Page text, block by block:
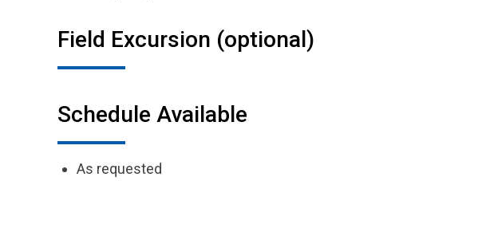
Field Excursion (optional)
Schedule Available
As requested